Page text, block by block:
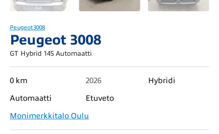
Peugeot3008
Peugeot 3008
GT Hybrid 145 Automaatti
0 km 2026
Hybridi
Automaatti
Etuveto
Monimerkkitalo Oulu